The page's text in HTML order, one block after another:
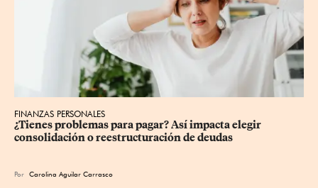
FINANZAS PERSONALES
¿Tienes problemas para pagar? Así impacta elegir
consolidación o reestructuración de deudas
Por Carolina Aguilar Carrasco